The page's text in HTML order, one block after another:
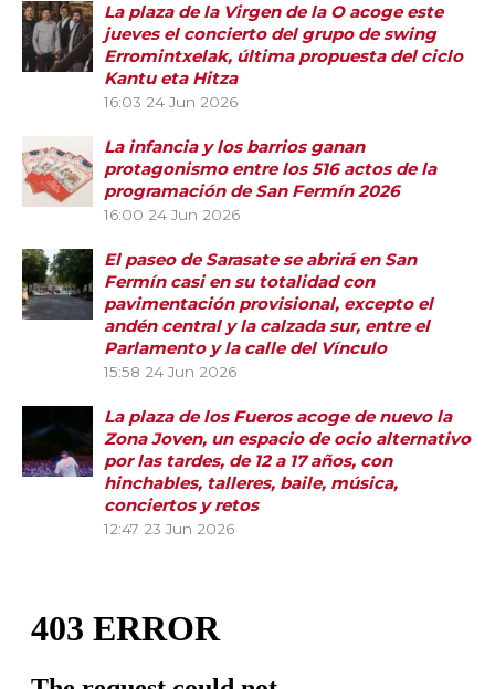
La plaza de la Virgen de la O acoge este
jueves el concierto del grupo de swing
Erromintxelak, última propuesta del ciclo
Kantu eta Hitza
16:03 24 Jun 2026
La infancia y los barrios ganan
protagonismo entre los 516 actos de la
programación de San Fermín 2026
16:00 24 Jun 2026
El paseo de Sarasate se abrirá en San
Fermín casi en su totalidad con
pavimentación provisional, excepto el
andén central y la calzada sur, entre el
Parlamento y la calle del Vínculo
15:58 24 Jun 2026
La plaza de los Fueros acoge de nuevo la
Zona Joven, un espacio de ocio alternativo
por las tardes, de 12 a 17 años, con
hinchables, talleres, baile, música,
conciertos y retos
12:47 23 Jun 2026